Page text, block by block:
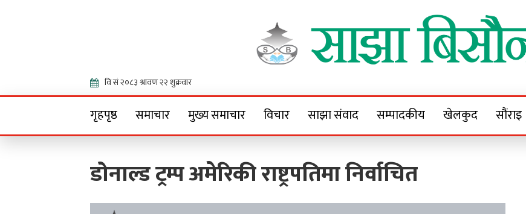
Sajha Bisaunee
गृहपृष्ठ समाचार मुख्य समाचार विचार साझा संवाद सम्पादकीय खेलकुद सौंराइ
डोनाल्ड ट्रम्प अमेरिकी राष्ट्रपतिमा निर्वाचित